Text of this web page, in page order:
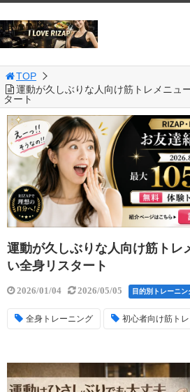
TOP
運動が久しぶりな人向け筋トレメニュ
タート
運動が久しぶりな人向け筋トレ
い全身リスタート
2026/01/04 2026/05/05 目的別トレーニ
全身トレーニング 初心者向け筋トレ